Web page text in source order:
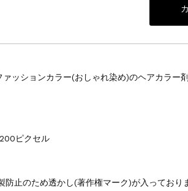
ァッションカラー(おしゃれ染め)のヘアカラー
ピクセル
防止のため透かし(著作権マーク)が入っており